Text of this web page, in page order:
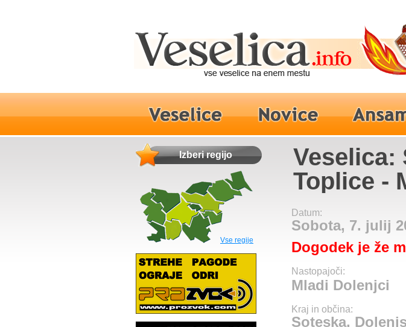
Izberi regijo
Vse regije
Veselica:
Toplice -
Datum:
Sobota, 7. julij
Dogodek je že
Nastopajoči:
Mladi Dolenjci
Kraj in občina:
Soteska,